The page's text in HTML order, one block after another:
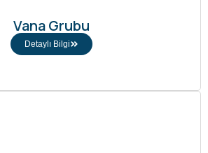
Vana Grubu
Detaylı Bilgi